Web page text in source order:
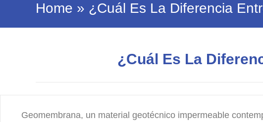
Home » ¿Cuál Es La Diferencia
¿Cuál Es La
Geomembrana, un material geotécnico impermeable